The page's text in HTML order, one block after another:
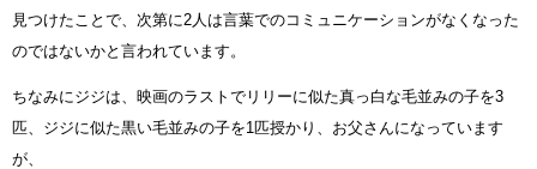
見つけたことで、次第に2人は言葉でのコミュニケーションがなくなった
のではないかと言われています。
ちなみにジジは、映画のラストでリリーに似た真っ白な毛並みの子を3
匹、ジジに似た黒い毛並みの子を1匹授かり、お父さんになっています
が、